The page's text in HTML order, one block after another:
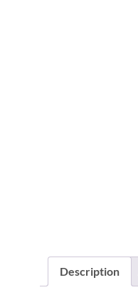
Description